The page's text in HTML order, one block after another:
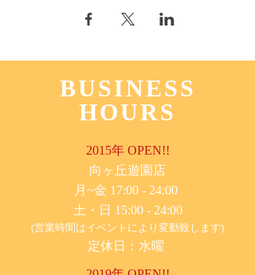
BUSINESS
HOURS
2015年 OPEN!!
​向ヶ丘遊園店
月~金 17:00 - 24:00
土・日 15:00 - 24:00
(営業時間はイベントにより変動致します)
定休日：水曜